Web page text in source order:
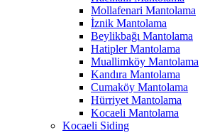
Mollafenari Mantolama
İznik Mantolama
Beylikbağı Mantolama
Hatipler Mantolama
Muallimköy Mantolama
Kandıra Mantolama
Cumaköy Mantolama
Hürriyet Mantolama
Kocaeli Mantolama
Kocaeli Siding